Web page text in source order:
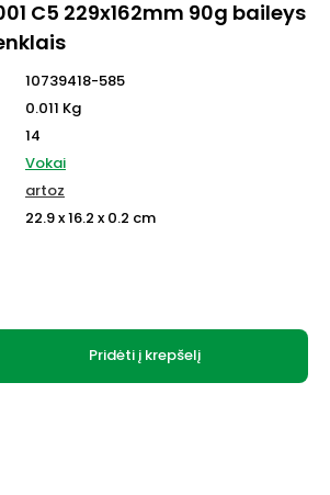
C5 229x162mm 90g baileys
10739418-585
0.011 Kg
14
Vokai
artoz
22.9 x 16.2 x 0.2 cm
Pridėti į krepšelį